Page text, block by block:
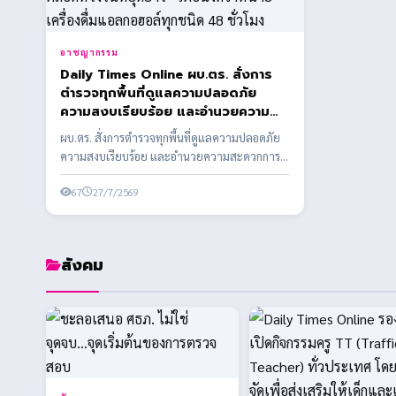
อาชญากรรม
Daily Times Online ผบ.ตร. สั่งการ
ตำรวจทุกพื้นที่ดูแลความปลอดภัย
ความสงบเรียบร้อย และอำนวยความ
สะดวกการจราจร ตลอดห้วงวันหยุด
ยาว - เตือนงดจำหน่ายเครื่องดื่ม
แอลกอฮอล์ทุกชนิด 48 ชั่วโมง
ผบ.ตร. สั่งการตำรวจทุกพื้นที่ดูแลความปลอดภัย
ความสงบเรียบร้อย และอำนวยความสะดวกการ
จราจร ตลอดห้วงวันห...
67 27/7/2569
สังคม